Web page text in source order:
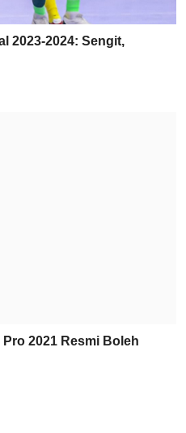
2023-2024: Sengit,
2021 Resmi Boleh